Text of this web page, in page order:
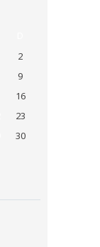
2
9
16
23
30